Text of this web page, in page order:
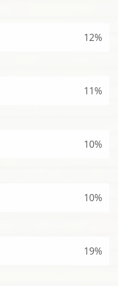
12%
11%
10%
10%
19%